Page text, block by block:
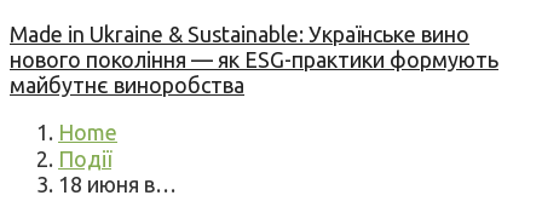
Made in Ukraine & Sustainable: Українське вино
нового покоління — як ESG-практики формують
майбутнє виноробства
Home
Події
18 июня в…